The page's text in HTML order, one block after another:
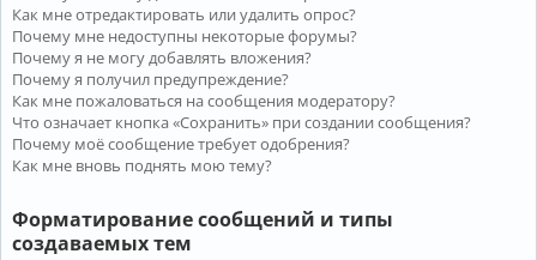
Как мне отредактировать или удалить опрос?
Почему мне недоступны некоторые форумы?
Почему я не могу добавлять вложения?
Почему я получил предупреждение?
Как мне пожаловаться на сообщения модератору?
Что означает кнопка «Сохранить» при создании сообщения?
Почему моё сообщение требует одобрения?
Как мне вновь поднять мою тему?
Форматирование сообщений и типы
создаваемых тем